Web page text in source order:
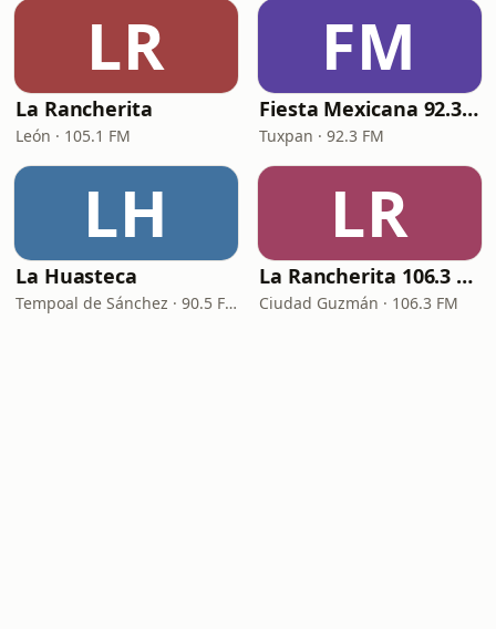
LR
La Rancherita
León · 105.1 FM
FM
Fiesta Mexicana 92.3 FM - XHTU
Tuxpan · 92.3 FM
LH
La Huasteca
Tempoal de Sánchez · 90.5 FM
LR
La Rancherita 106.3 FM
Ciudad Guzmán · 106.3 FM